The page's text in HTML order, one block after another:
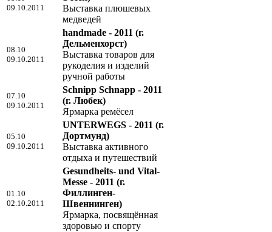
09.10.2011
Выставка плюшевых
медведей
08.10
09.10.2011
handmade - 2011 (г.
Дельменхорст)
Выставка товаров для
рукоделия и изделий
ручной работы
07.10
09.10.2011
Schnipp Schnapp - 2011
(г. Любек)
Ярмарка ремёсел
05.10
09.10.2011
UNTERWEGS - 2011 (г.
Дортмунд)
Выставка активного
отдыха и путешествий
01.10
02.10.2011
Gesundheits- und Vital-
Messe - 2011 (г.
Филлинген-
Швеннинген)
Ярмарка, посвящённая
здоровью и спорту